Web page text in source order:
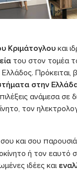
Κριμάτογλουκαι
του στον τομέα
Πρόκειται,
στην
ανάμεσα
τον
και σου
ή τον εαυτό
ιδέες και